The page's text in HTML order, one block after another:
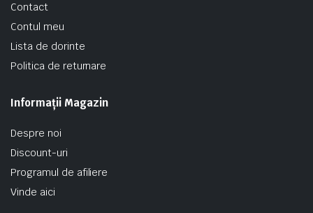
Contact
Contul meu
Lista de dorinte
Politica de returnare
Informații Magazin
Despre noi
Discount-uri
Programul de afiliere
Vinde aici